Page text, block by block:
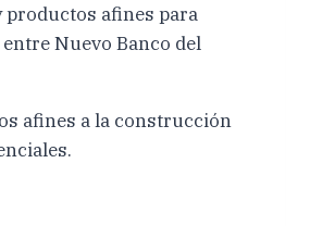
productos afines para
Nuevo Banco del
afines a la construcción